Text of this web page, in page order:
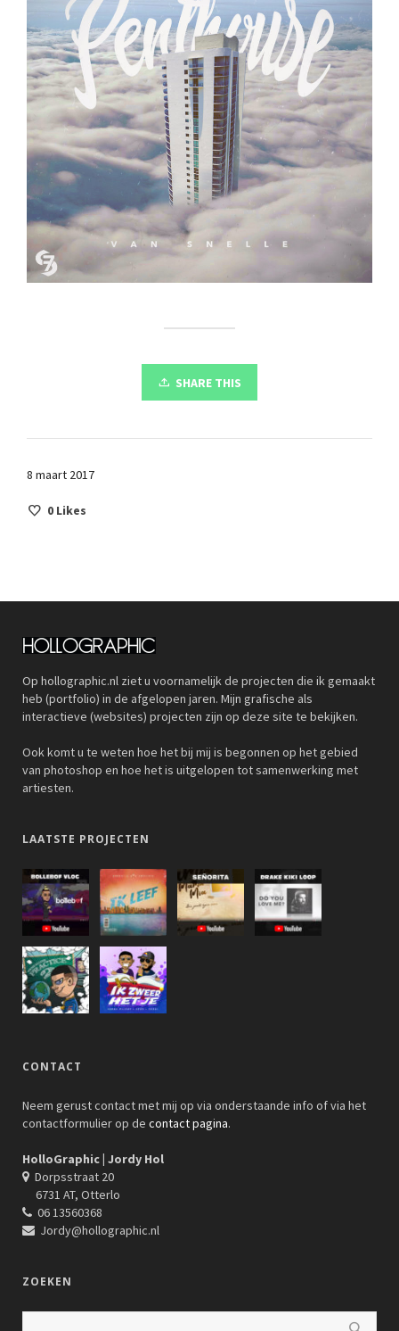
SHARE THIS
8 maart 2017
0 Likes
Op hollographic.nl ziet u voornamelijk de projecten die ik gemaakt
heb (portfolio) in de afgelopen jaren. Mijn grafische als
interactieve (websites) projecten zijn op deze site te bekijken.
Ook komt u te weten hoe het bij mij is begonnen op het gebied
van photoshop en hoe het is uitgelopen tot samenwerking met
artiesten.
LAATSTE PROJECTEN
CONTACT
Neem gerust contact met mij op via onderstaande info of via het
contactformulier op de contact pagina.
HolloGraphic | Jordy Hol
Dorpsstraat 20
6731 AT, Otterlo
06 13560368
Jordy@hollographic.nl
ZOEKEN